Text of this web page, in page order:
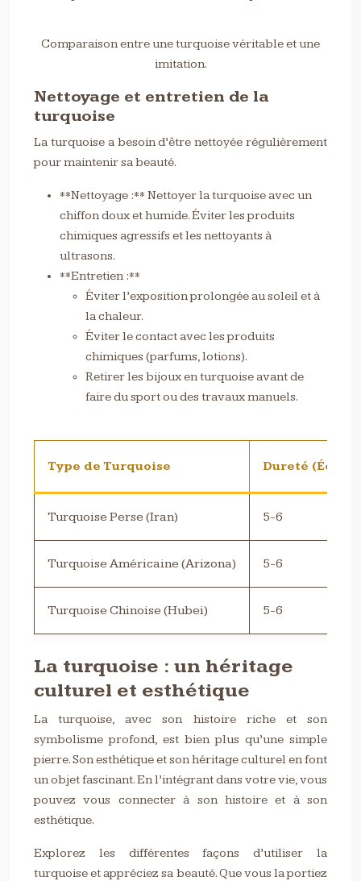
Comparaison entre une turquoise véritable et une
imitation.
Nettoyage et entretien de la
turquoise
La turquoise a besoin d’être nettoyée régulièrement
pour maintenir sa beauté.
**Nettoyage :** Nettoyer la turquoise avec un
chiffon doux et humide. Éviter les produits
chimiques agressifs et les nettoyants à
ultrasons.
**Entretien :**
Éviter l’exposition prolongée au soleil et à
la chaleur.
Éviter le contact avec les produits
chimiques (parfums, lotions).
Retirer les bijoux en turquoise avant de
faire du sport ou des travaux manuels.
Type de Turquoise Dureté
Turquoise Perse (Iran) 5-6
Turquoise Américaine (Arizona) 5-6
Turquoise Chinoise (Hubei) 5-6
La turquoise : un héritage
culturel et esthétique
La turquoise, avec son histoire riche et son
symbolisme profond, est bien plus qu’une simple
pierre. Son esthétique et son héritage culturel en font
un objet fascinant. En l’intégrant dans votre vie, vous
pouvez vous connecter à son histoire et à son
esthétique.
Explorez les différentes façons d’utiliser la
turquoise et appréciez sa beauté. Que vous la portiez